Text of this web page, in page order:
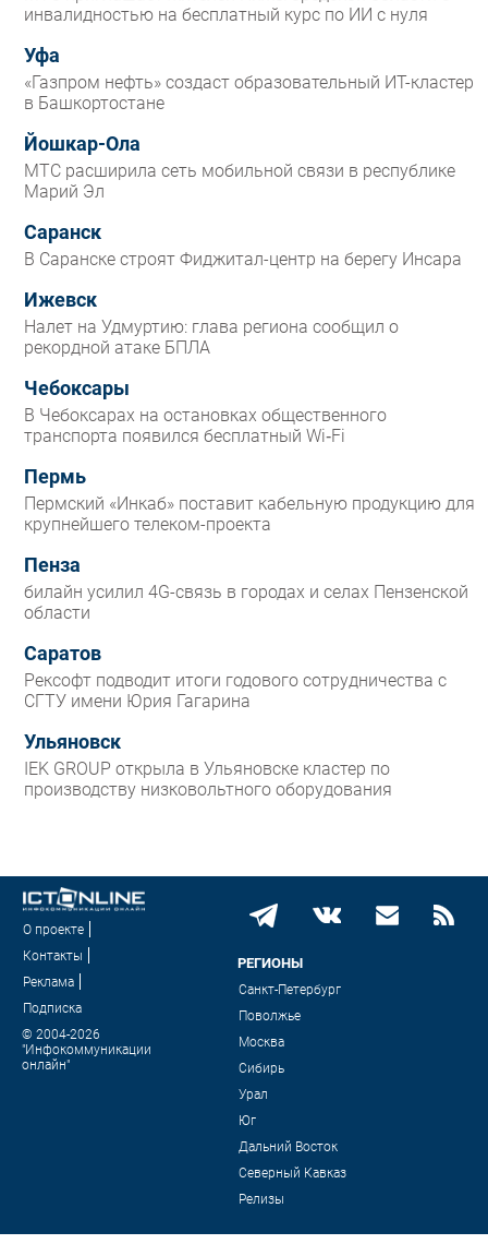
инвалидностью на бесплатный курс по ИИ с нуля
Уфа
«Газпром нефть» создаст образовательный ИТ-кластер
в Башкортостане
Йошкар-Ола
МТС расширила сеть мобильной связи в республике
Марий Эл
Саранск
В Саранске строят Фиджитал-центр на берегу Инсара
Ижевск
Налет на Удмуртию: глава региона сообщил о
рекордной атаке БПЛА
Чебоксары
В Чебоксарах на остановках общественного
транспорта появился бесплатный Wi‑Fi
Пермь
Пермский «Инкаб» поставит кабельную продукцию для
крупнейшего телеком-проекта
Пенза
билайн усилил 4G-связь в городах и селах Пензенской
области
Саратов
Рексофт подводит итоги годового сотрудничества с
СГТУ имени Юрия Гагарина
Ульяновск
IEK GROUP открыла в Ульяновске кластер по
производству низковольтного оборудования
О проекте
Контакты
Реклама
Подписка
© 2004-2026
"Инфокоммуникации
онлайн"
РЕГИОНЫ
Санкт-Петербург
Поволжье
Москва
Сибирь
Урал
Юг
Дальний Восток
Северный Кавказ
Релизы